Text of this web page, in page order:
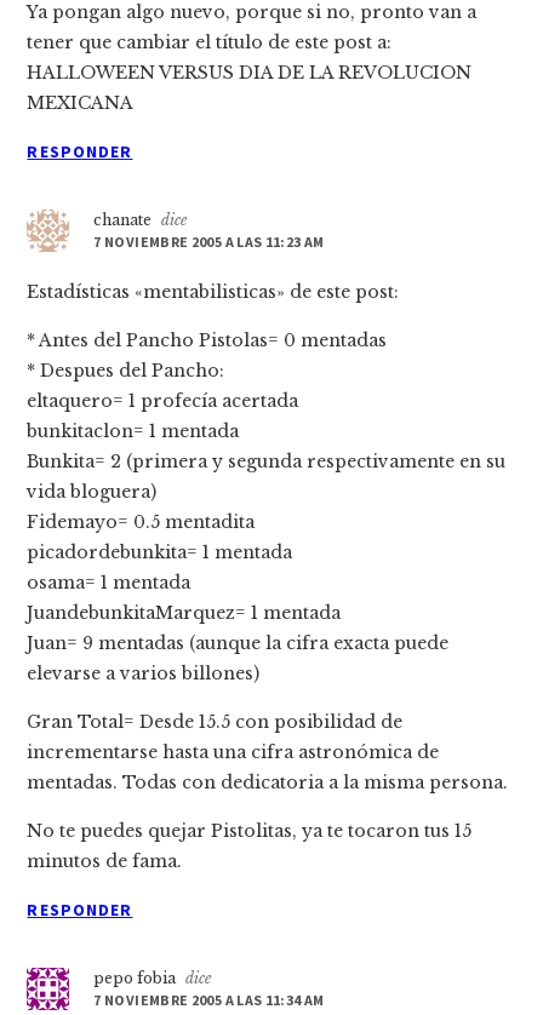
Ya pongan algo nuevo, porque si no, pronto van a
tener que cambiar el tí­tulo de este post a:
HALLOWEEN VERSUS DIA DE LA REVOLUCION
MEXICANA
RESPONDER
chanate
dice
7 NOVIEMBRE 2005 A LAS 11:23 AM
Estadí­sticas «mentabilisticas» de este post:
* Antes del Pancho Pistolas= 0 mentadas
* Despues del Pancho:
eltaquero= 1 profecí­a acertada
bunkitaclon= 1 mentada
Bunkita= 2 (primera y segunda respectivamente en su
vida bloguera)
Fidemayo= 0.5 mentadita
picadordebunkita= 1 mentada
osama= 1 mentada
JuandebunkitaMarquez= 1 mentada
Juan= 9 mentadas (aunque la cifra exacta puede
elevarse a varios billones)
Gran Total= Desde 15.5 con posibilidad de
incrementarse hasta una cifra astronómica de
mentadas. Todas con dedicatoria a la misma persona.
No te puedes quejar Pistolitas, ya te tocaron tus 15
minutos de fama.
RESPONDER
pepo fobia dice
7 NOVIEMBRE 2005 A LAS 11:34 AM